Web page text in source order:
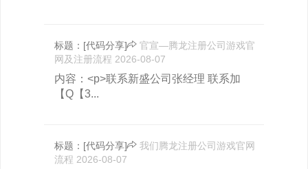
标题： [代码分享]
官宣—腾龙注册公司游戏官
网及注册流程 2026-08-07
内容：<p>联系新盛公司张经理 联系加
【Q【3...
标题： [代码分享]
我们腾龙注册公司游戏官网
流程 2026-08-07